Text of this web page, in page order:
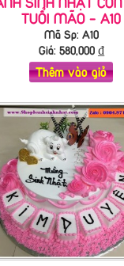
TUỔI MÃO - A10
Mã Sp: A10
Giá: 580,000₫
Thêm vào giỏ